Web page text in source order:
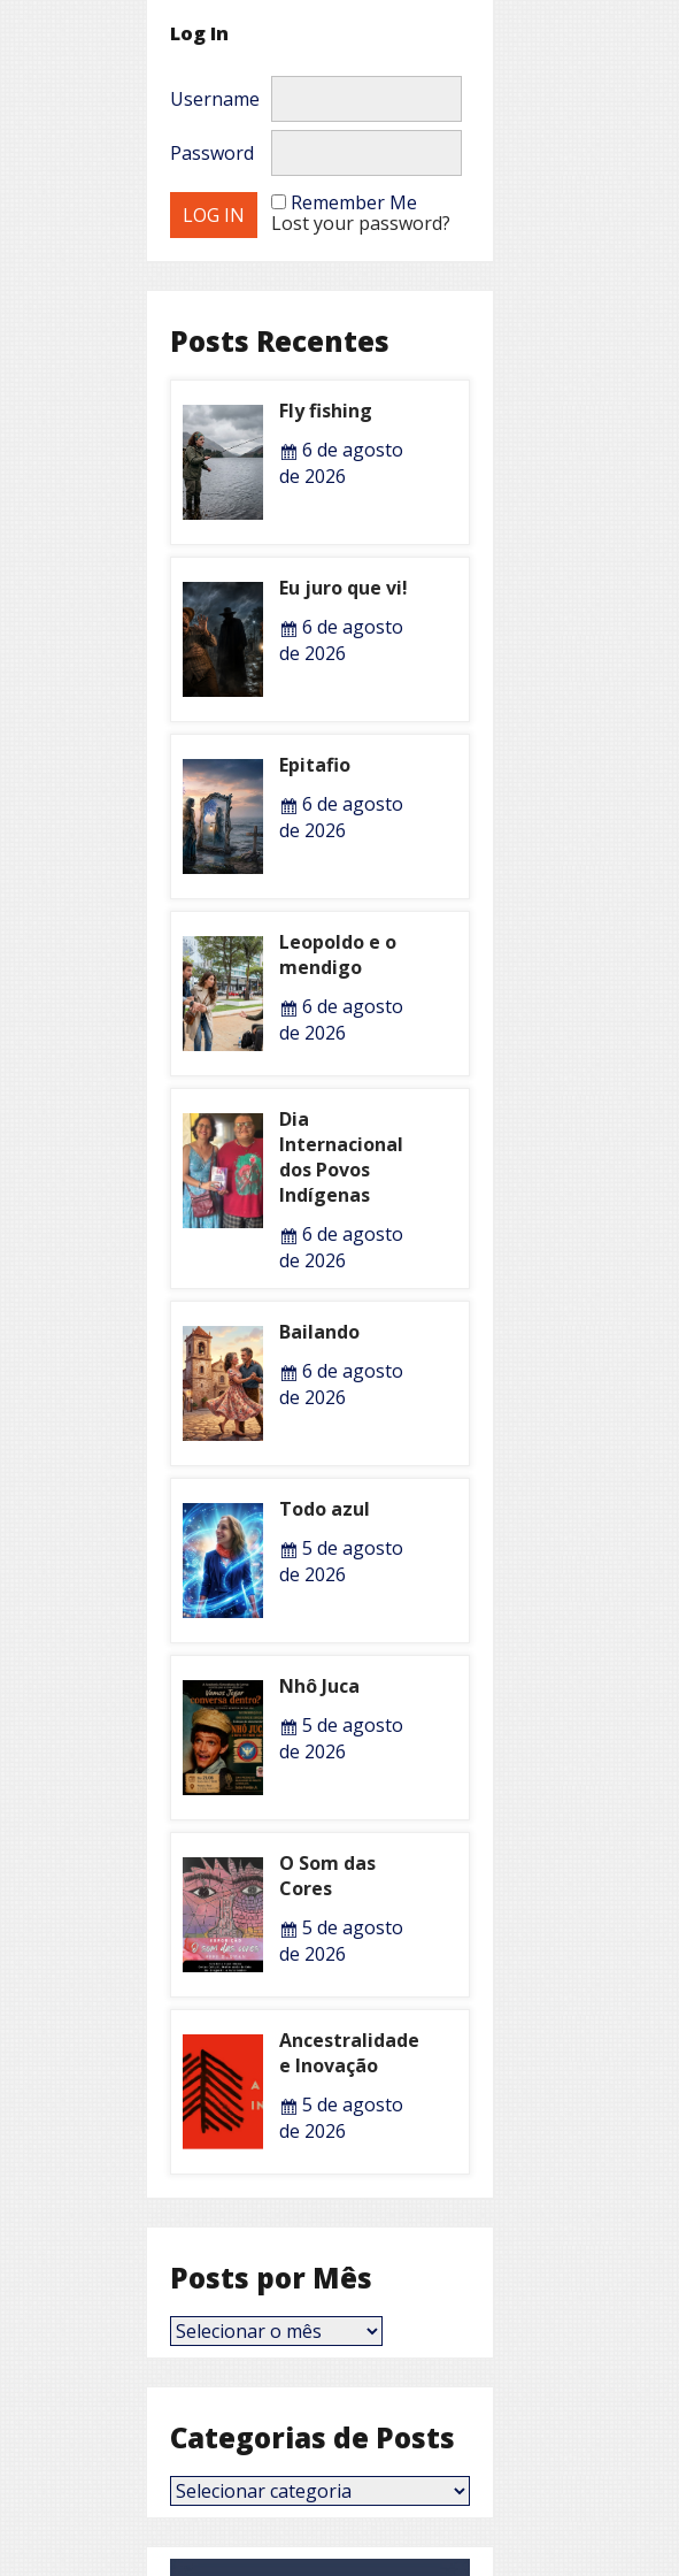
Log In
Username
Password
Remember Me
Lost your password?
Posts Recentes
Fly fishing
6 de agosto
de 2026
Eu juro que vi!
6 de agosto
de 2026
Epitafio
6 de agosto
de 2026
Leopoldo e o
mendigo
6 de agosto
de 2026
Dia
Internacional
dos Povos
Indígenas
6 de agosto
de 2026
Bailando
6 de agosto
de 2026
Todo azul
5 de agosto
de 2026
Nhô Juca
5 de agosto
de 2026
O Som das
Cores
5 de agosto
de 2026
Ancestralidade
e Inovação
5 de agosto
de 2026
Posts por Mês
Posts
por
Categorias de Posts
Categorias
de